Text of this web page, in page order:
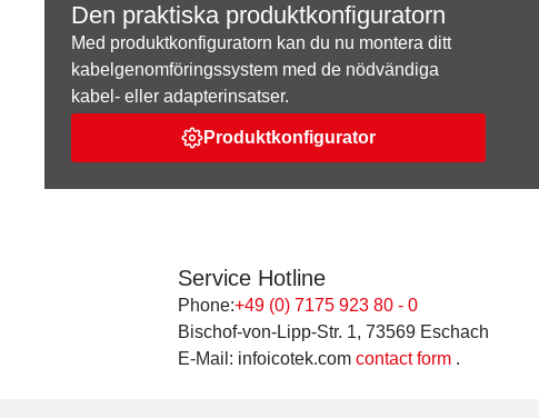
Den praktiska produktkonfiguratorn
Med produktkonfiguratorn kan du nu montera ditt
kabelgenomföringssystem med de nödvändiga
kabel- eller adapterinsatser.
Produktkonfigurator
Service Hotline
Phone:+49 (0) 7175 923 80 - 0
Bischof-von-Lipp-Str. 1, 73569 Eschach
E-Mail: infoicotek.com contact form .